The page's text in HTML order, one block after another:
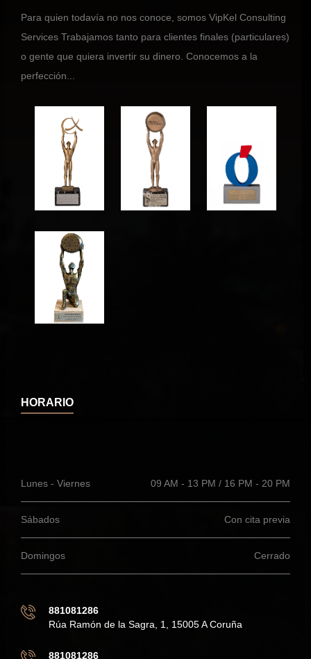
Para quien todavía no nos conoce, somos VipKel Consulting
Services Trabajamos tanto para clientes finales (particulares)
o gente que quiera invertir su dinero. Conocemos a la
perfección...
HORARIO
Lunes - Viernes 09 AM - 13 PM / 16 PM - 20 PM
Sábados Con cita previa
Domingos Cerrado
881081286
Rúa Ramón de la Sagra, 1, 15005 A Coruña
881081286